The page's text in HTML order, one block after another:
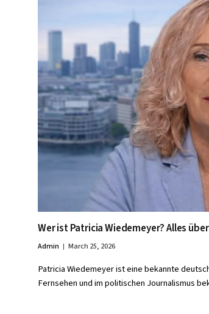
Wer ist Patricia Wiedemeyer? Alles
Admin March 25, 2026
Patricia Wiedemeyer ist eine bekannte
Fernsehen und im politischen Journalismus